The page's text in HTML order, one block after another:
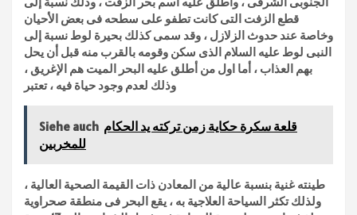
قطع الزفت التى كانت تطفو على سطحه فى بعض الأحيان
وخاصة عند حدوث الزلازل ، وقد سمى كذلك بحيرة لوط نسبة إلى
النبى لوط عليه السلام الذى سكن وقومه بالقرب منه قبل أن يحل
بهم العذاب ، أما اول من أطلق عليه البحر الميت هم الإغريق ،
وذلك لعدم وجود حياة فيه ، تعتبر
Siehe auch قلعة سكرة حكاية زمن تركته يد الحكام
للمخربين
طينته غنية بنسبة عالية من المعادن ذات القيمة الصحية العالية ،
ولذلك تكثر السياحة العلاجية به ، يقع البحر فى منطقة صحراوية